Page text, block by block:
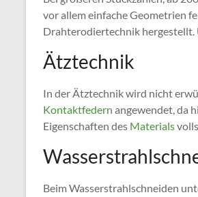
vor allem einfache Geometrien
Drahterodiertechnik hergestellt.
Ätztechnik
In der Ätztechnik wird nicht
Kontaktfedern angewendet, da
Eigenschaften des Materials
Beim Wasserstrahlschneiden